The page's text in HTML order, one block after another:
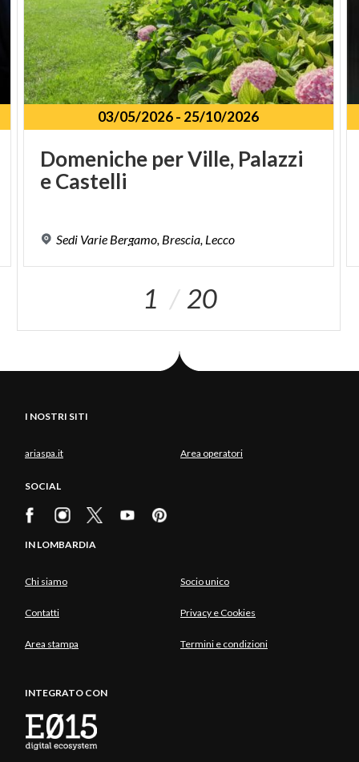
03/05/2026- 25/10/2026
Domeniche perVille, Palazzi
eCastelli
Sedi Varie Bergamo, Brescia, Lecco
1 20
I NOSTRI SITI
ariaspa.it Area operatori
SOCIAL
IN LOMBARDIA
Chi siamo Socio unico
Contatti Privacy e Cookies
Area stampa Termini e condizioni
INTEGRATO CON